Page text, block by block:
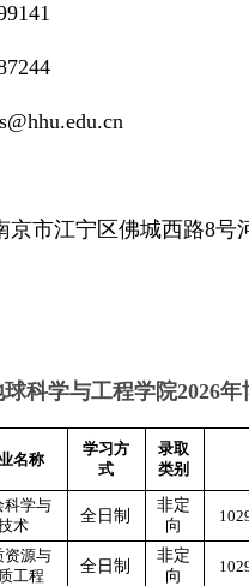
京市江宁 区佛城西路8号
球科学与工程学院2026
名称
学习方
式
录取
类别
科学与
术
全日制
非定
向
资源与
工程
全日制
非定
向